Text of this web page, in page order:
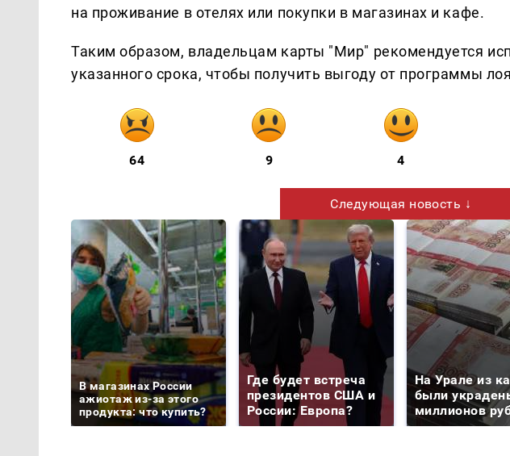
на проживание в отелях или покупки в магазинах и кафе.
Таким образом, владельцам карты "Мир" рекомендуется
указанного срока, чтобы получить выгоду от программы
64 9 4
Следующая новость ↓
В магазинах России
ажиотаж из-за этого
продукта: что купить?
Где будет встреча
президентов США и
России: Европа?
На Урале из
были
миллионов